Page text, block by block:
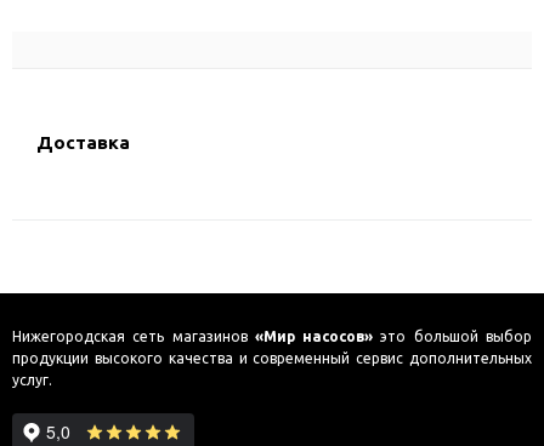
Доставка
Нижегородская сеть магазинов «Мир насосов» это большой выбор
продукции высокого качества и современный сервис дополнительных
услуг.